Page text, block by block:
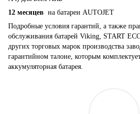
12 месяцев на батареи AUTOJET
Подробные условия гарантий, а также
обслуживания батарей Viking, START
других торговых марок производства
гарантийном талоне, которым
аккумуляторная батарея.